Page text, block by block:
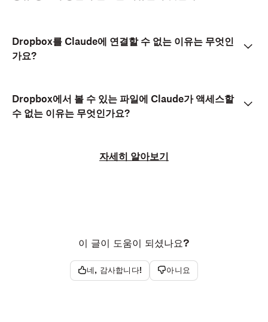
Dropbox를 Claude에 연결할 수 없는 이유는 무엇인
가요?
Dropbox에서 볼 수 있는 파일에 Claude가 액세스할
수 없는 이유는 무엇인가요?
자세히 알아보기
이 글이 도움이 되셨나요?
네, 감사합니다! 아니요